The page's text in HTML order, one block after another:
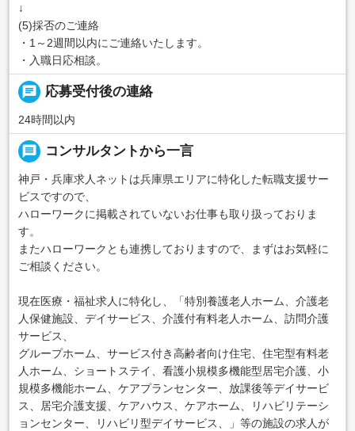
↓
(5)採否のご連絡
・1～2週間以内にご連絡いたします。
・入職日応相談。
chat 応募受付後の連絡
24時間以内
message コンサルタントから一言
神戸・兵庫求人ネットは兵庫県エリアに特化した転職支援サー
ビスですので、
ハローワークに掲載されていないお仕事も取り扱っておりま
す。
またハローワークとも連携しておりますので、まずはお気軽に
ご相談ください。
現在医療・福祉求人に特化し、「特別養護老人ホーム、介護老
人保健施設、デイサービス、介護付有料老人ホーム、訪問介護
サービス、
グループホーム、サービス付き高齢者向け住宅、住宅型有料老
人ホーム、ショートステイ、看護小規模多機能型居宅介護、小
規模多機能ホーム、ケアプランセンター、放課後等デイサービ
ス、居宅介護支援、ケアハウス、ケアホーム、リハビリテーシ
ョンセンター、リハビリ型デイサービス、」等の施設の求人が